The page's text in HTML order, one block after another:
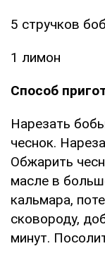
5 стручков
1 лимон
Способ
Нарезать
чеснок.
Обжарить
масле в
кальмара,
сковороду,
минут.